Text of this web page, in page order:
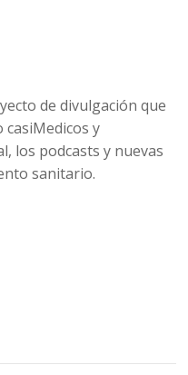
de divulgación que
casiMedicos y
los podcasts y nuevas
sanitario.